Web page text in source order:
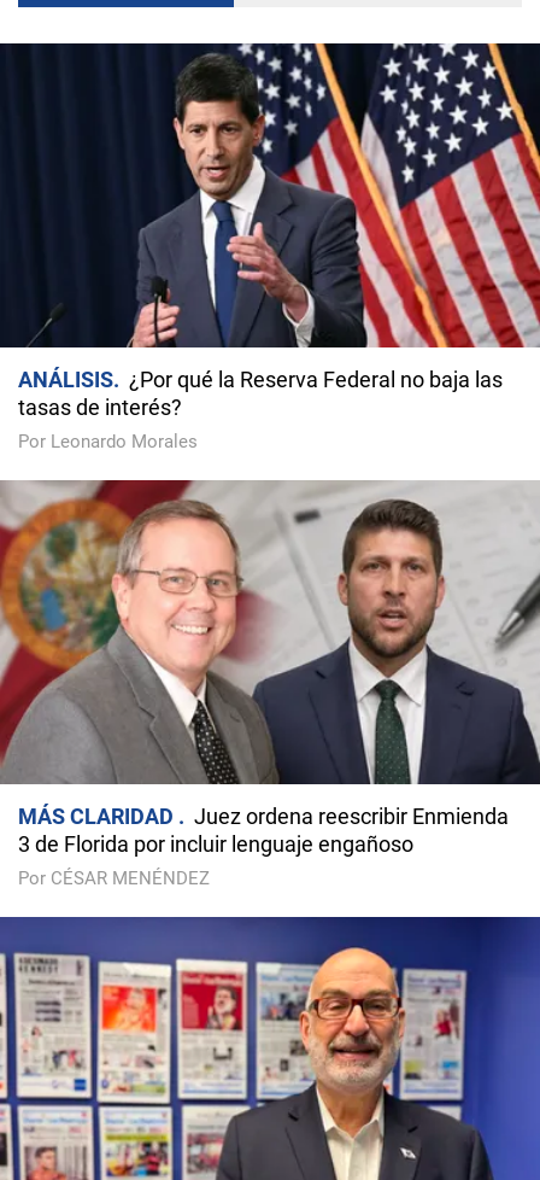
ANÁLISIS
¿Por qué la Reserva Federal no baja las
tasas de interés?
Por Leonardo Morales
MÁS CLARIDAD
Juez ordena reescribir Enmienda
3 de Florida por incluir lenguaje engañoso
Por CÉSAR MENÉNDEZ